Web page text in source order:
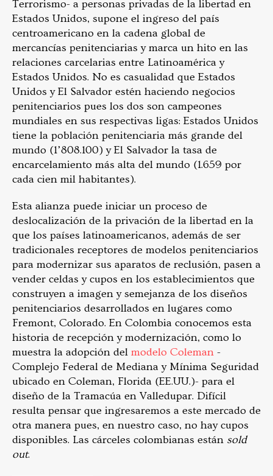
Terrorismo- a personas privadas de la libertad en
Estados Unidos, supone el ingreso del país
centroamericano en la cadena global de
mercancías penitenciarias y marca un hito en las
relaciones carcelarias entre Latinoamérica y
Estados Unidos. No es casualidad que Estados
Unidos y El Salvador estén haciendo negocios
penitenciarios pues los dos son campeones
mundiales en sus respectivas ligas: Estados Unidos
tiene la población penitenciaria más grande del
mundo (1’808.100) y El Salvador la tasa de
encarcelamiento más alta del mundo (1.659 por
cada cien mil habitantes).
Esta alianza puede iniciar un proceso de
deslocalización de la privación de la libertad en la
que los países latinoamericanos, además de ser
tradicionales receptores de modelos penitenciarios
para modernizar sus aparatos de reclusión, pasen a
vender celdas y cupos en los establecimientos que
construyen a imagen y semejanza de los diseños
penitenciarios desarrollados en lugares como
Fremont, Colorado. En Colombia conocemos esta
historia de recepción y modernización, como lo
muestra la adopción del modelo Coleman -
Complejo Federal de Mediana y Mínima Seguridad
ubicado en Coleman, Florida (EE.UU.)- para el
diseño de la Tramacúa en Valledupar. Difícil
resulta pensar que ingresaremos a este mercado de
otra manera pues, en nuestro caso, no hay cupos
disponibles. Las cárceles colombianas están sold
out.